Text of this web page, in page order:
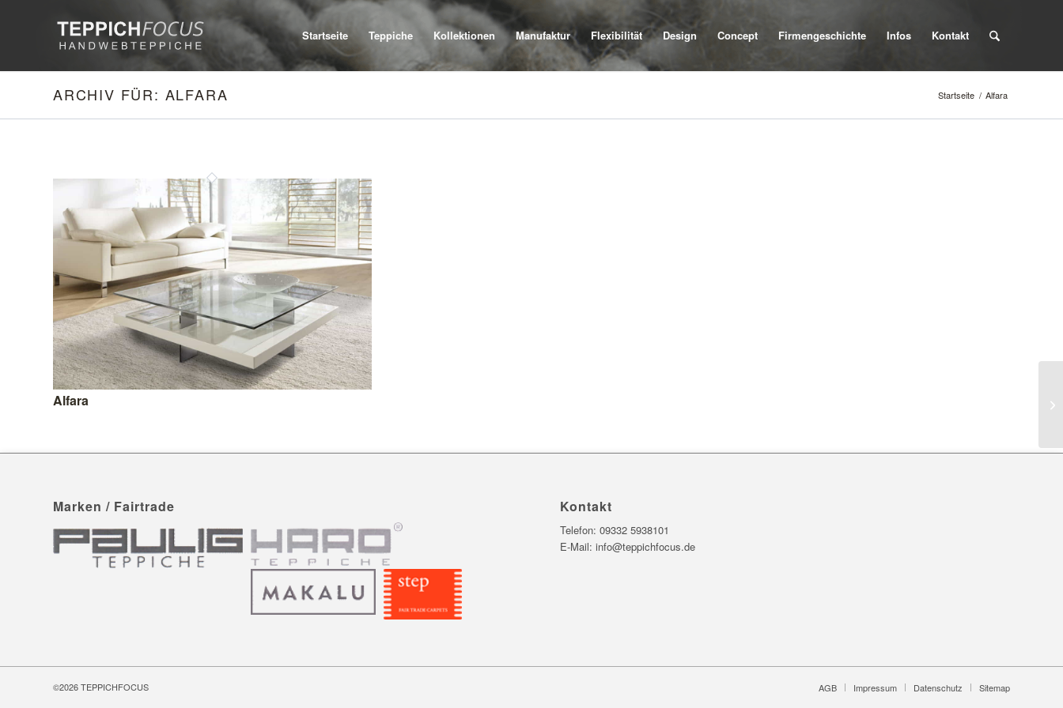
Startseite Teppiche Kollektionen Manufaktur Flexibilität Design Concept Firmengeschichte Infos Kontakt
ARCHIV FÜR: ALFARA Startseite / Alfara
Alfara
Marken / Fairtrade Kontakt
Telefon:09332 5938101
E-Mail:info@teppichfocus.de
©2026TEPPICHFOCUS AGB Impressum Datenschutz Sitemap